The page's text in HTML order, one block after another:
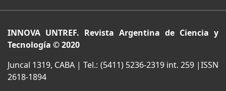
INNOVA UNTREF. Revista Argentina de Ciencia y
Tecnología © 2020
Juncal 1319, CABA | Tel.: (5411) 5236-2319 int. 259 |ISSN
2618-1894